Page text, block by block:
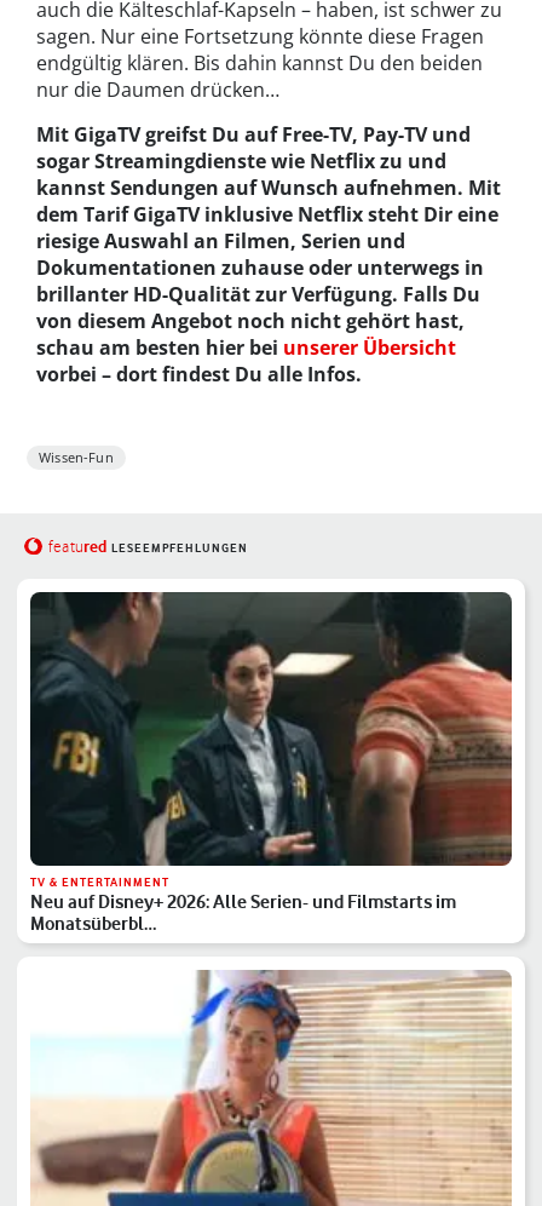
auch die Kälteschlaf-Kapseln – haben, ist schwer zu
sagen. Nur eine Fortsetzung könnte diese Fragen
endgültig klären. Bis dahin kannst Du den beiden
nur die Daumen drücken…
Mit GigaTV greifst Du auf Free-TV, Pay-TV und
sogar Streamingdienste wie Netflix zu und
kannst Sendungen auf Wunsch aufnehmen. Mit
dem Tarif GigaTV inklusive Netflix steht Dir eine
riesige Auswahl an Filmen, Serien und
Dokumentationen zuhause oder unterwegs in
brillanter HD-Qualität zur Verfügung. Falls Du
von diesem Angebot noch nicht gehört hast,
schau am besten hier bei unserer Übersicht
vorbei – dort findest Du alle Infos.
Wissen-Fun
featured LESEEMPFEHLUNGEN
TV & ENTERTAINMENT
Neu auf Disney+ 2026: Alle Serien- und Filmstarts im
Monatsüberbl…